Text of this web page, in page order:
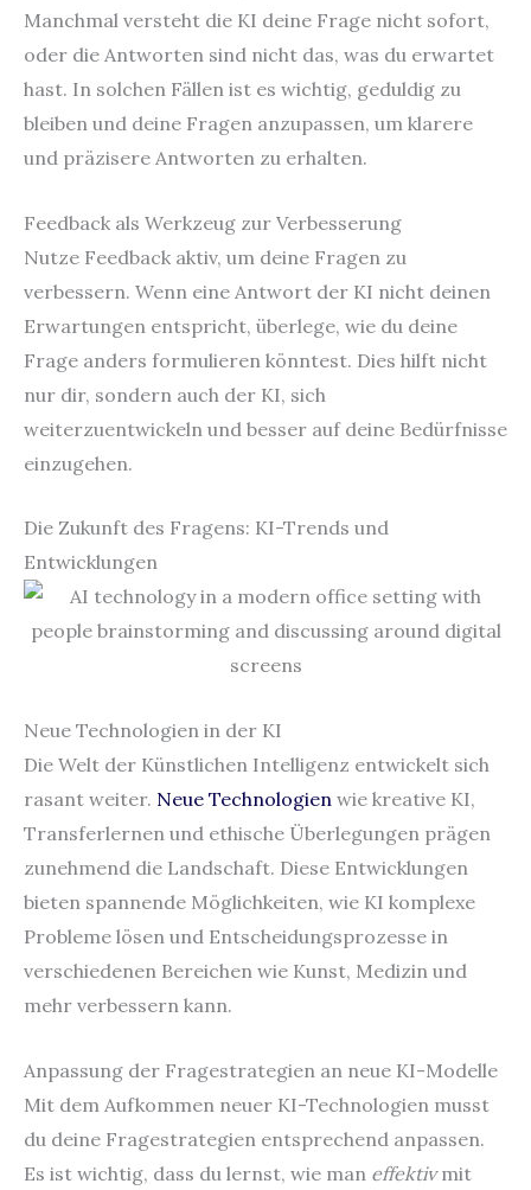
Manchmal versteht die KI deine Frage nicht sofort,
oder die Antworten sind nicht das, was du erwartet
hast. In solchen Fällen ist es wichtig, geduldig zu
bleiben und deine Fragen anzupassen, um klarere
und präzisere Antworten zu erhalten.
Feedback als Werkzeug zur Verbesserung
Nutze Feedback aktiv, um deine Fragen zu
verbessern. Wenn eine Antwort der KI nicht deinen
Erwartungen entspricht, überlege, wie du deine
Frage anders formulieren könntest. Dies hilft nicht
nur dir, sondern auch der KI, sich
weiterzuentwickeln und besser auf deine Bedürfnisse
einzugehen.
Die Zukunft des Fragens: KI-Trends und
Entwicklungen
Neue Technologien in der KI
Die Welt der Künstlichen Intelligenz entwickelt sich
rasant weiter. Neue Technologien wie kreative KI,
Transferlernen und ethische Überlegungen prägen
zunehmend die Landschaft. Diese Entwicklungen
bieten spannende Möglichkeiten, wie KI komplexe
Probleme lösen und Entscheidungsprozesse in
verschiedenen Bereichen wie Kunst, Medizin und
mehr verbessern kann.
Anpassung der Fragestrategien an neue KI-Modelle
Mit dem Aufkommen neuer KI-Technologien musst
du deine Fragestrategien entsprechend anpassen.
Es ist wichtig, dass du lernst, wie man effektivmit